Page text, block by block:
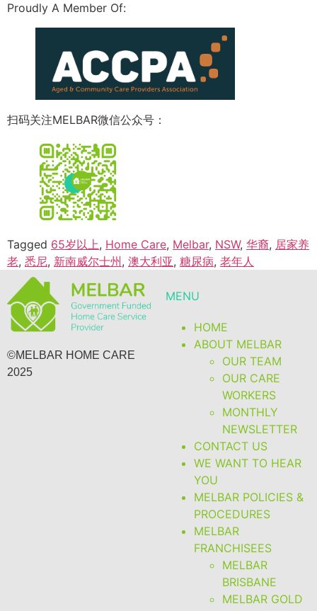
Proudly A Member Of:
扫码关注MELBAR微信公众号：
Tagged 65岁以上, Home Care, Melbar, NSW, 华裔, 居家养
老, 悉尼, 新南威尔士州 , 澳大利亚, 糖尿病, 老年人
©MELBAR HOME CARE
2025
MENU
HOME
ABOUT MELBAR
OUR TEAM
OUR CARE
WORKERS
MONTHLY
NEWSLETTER
CONTACT US
WE WANT TO HEAR
YOU
MELBAR POLICIES &
PROCEDURES
MELBAR
FRANCHISEES
MELBAR
BRISBANE
MELBAR GOLD